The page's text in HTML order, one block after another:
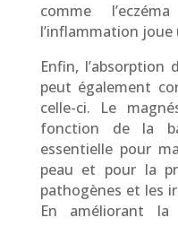
comme
l’inflammation joue
Enfin, l’absorption
peut également
celle-ci. Le
fonction de la
essentielle pour
peau et pour la
pathogènes et les
En améliorant